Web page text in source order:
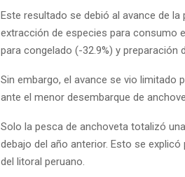
Este resultado se debió al avance de
extracción de especies para consumo
para congelado (-32.9%) y preparación
Sin embargo, el avance se vio limitado
ante el menor desembarque de
Solo la pesca de anchoveta totalizó
debajo del año anterior. Esto se
del litoral peruano.